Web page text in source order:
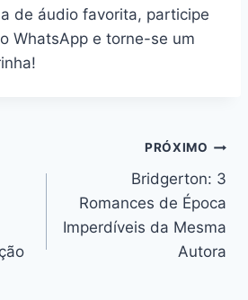
de áudio favorita, participe
WhatsApp e torne-se um
PRÓXIMO
Bridgerton: 3
Romances de Época
Imperdíveis da Mesma
Autora